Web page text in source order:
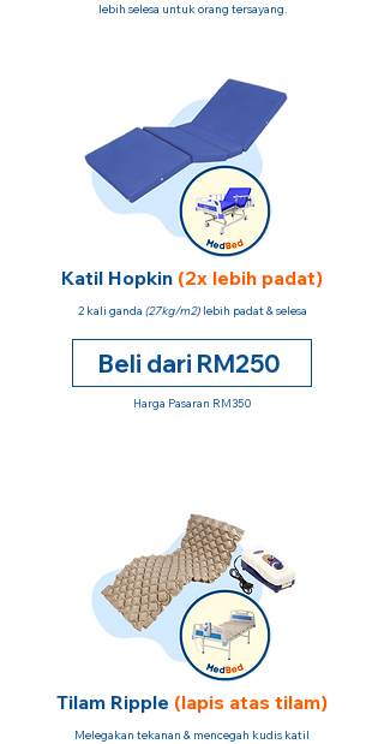
lebih selesa untuk orang tersayang.
Katil Hopkin (2x lebih padat)
2 kali ganda (27kg/m2)lebih padat & selesa
Beli dari RM250
Harga Pasaran RM350
Tilam Ripple (lapis atas tilam)
Melegakan tekanan & mencegah kudis katil